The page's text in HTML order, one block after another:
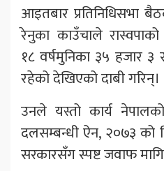
आइतबार प्रतिनिधिसभा
रेनुका काउँचाले
१८ वर्षमुनिका ३५ हजार
रहेको देखिएको दाबी गरिन्।
उनले यस्तो कार्य
दलसम्बन्धी ऐन, २०७३ को
सरकारसँग स्पष्ट जवाफ